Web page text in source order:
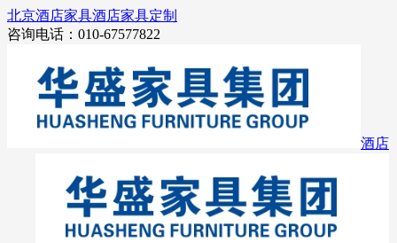
北京酒店家具酒店家具定制
咨询电话：010-67577822
酒店